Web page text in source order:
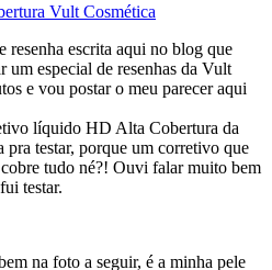
Vult Cosmética
escrita aqui no blog que
um especial de resenhas da Vult
e vou postar o meu parecer aqui
líquido HD Alta Cobertura da
testar, porque um corretivo que
tudo né?! Ouvi falar muito bem
testar.
na foto a seguir, é a minha pele